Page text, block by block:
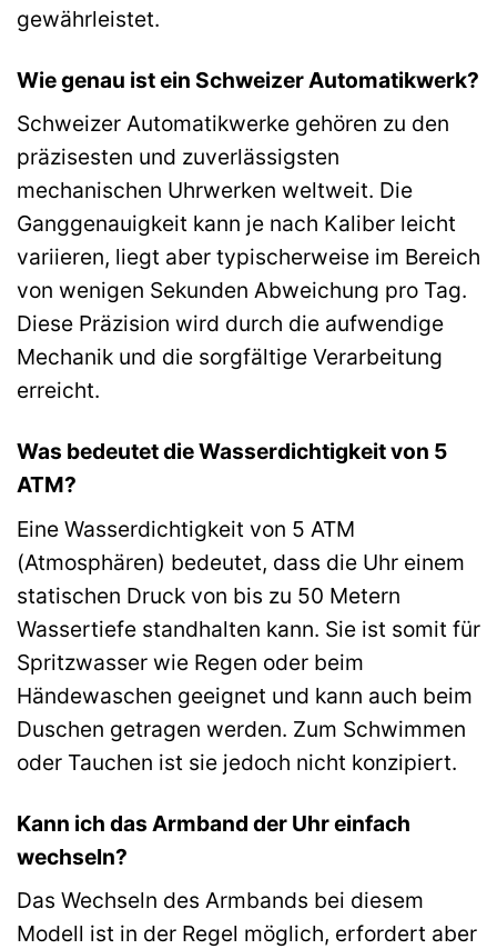
gewährleistet.
Wie genau ist ein Schweizer Automatikwerk?
Schweizer Automatikwerke gehören zu den
präzisesten und zuverlässigsten
mechanischen Uhrwerken weltweit. Die
Ganggenauigkeit kann je nach Kaliber leicht
variieren, liegt aber typischerweise im Bereich
von wenigen Sekunden Abweichung pro Tag.
Diese Präzision wird durch die aufwendige
Mechanik und die sorgfältige Verarbeitung
erreicht.
Was bedeutet die Wasserdichtigkeit von 5
ATM?
Eine Wasserdichtigkeit von 5 ATM
(Atmosphären) bedeutet, dass die Uhr einem
statischen Druck von bis zu 50 Metern
Wassertiefe standhalten kann. Sie ist somit für
Spritzwasser wie Regen oder beim
Händewaschen geeignet und kann auch beim
Duschen getragen werden. Zum Schwimmen
oder Tauchen ist sie jedoch nicht konzipiert.
Kann ich das Armband der Uhr einfach
wechseln?
Das Wechseln des Armbands bei diesem
Modell ist in der Regel möglich, erfordert aber